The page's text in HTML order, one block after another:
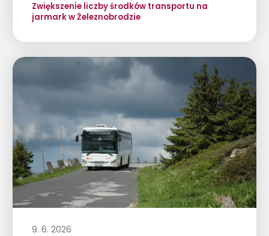
Zwiększenie liczby środków transportu na
jarmark w Železnobrodzie
9. 6. 2026